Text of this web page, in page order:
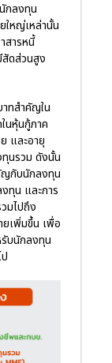
กลงทุน
ใหญ่เหล่านั้น
สารหนี้
ดส่วนสูง
ทสำคัญใน
นหุ้นกู้ภาค
และอายุ
ทุนรวม ดังนั้น
ญกับนักลงทุน
งทุน และการ
มไปถึง
เพิ่มขึ้น เพื่อ
รับนักลงทุน